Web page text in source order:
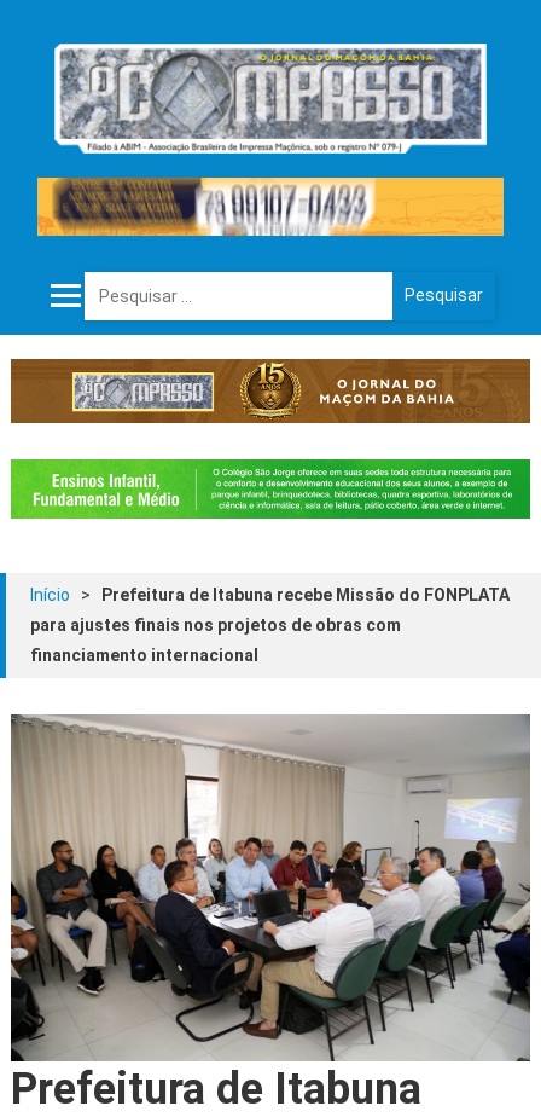
Pesquisar por:
Início >
Prefeitura de Itabuna recebe Missão do FONPLATA
para ajustes finais nos projetos de obras com
financiamento internacional
Prefeitura de Itabuna